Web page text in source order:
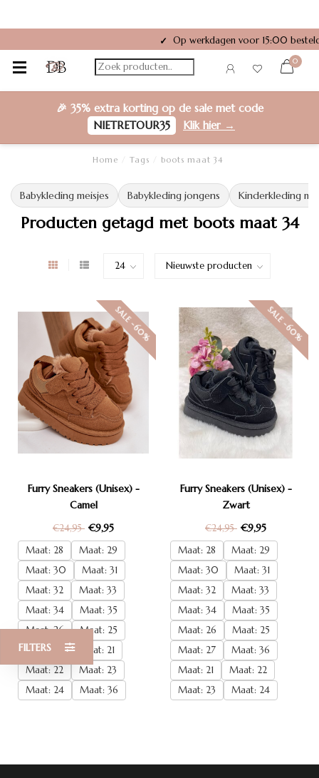
✓ Op werkdagen voor 15:00
0
🎉 35% extra kortingop de sale met code
NIETRETOUR35
Klik hier →
Home Tags boots maat 34
Babykleding meisjes Babykleding jongens Kinderkleding
Producten getagd met boots maat 34
FILTERS
SALE -60%
Furry Sneakers (Unisex) -
Camel
€24,95 €9,95
Maat: 28
Maat: 29
Maat: 30
Maat: 31
Maat: 32
Maat: 33
Maat: 34
Maat: 35
Maat: 26
Maat: 25
Maat: 27
Maat: 21
Maat: 22
Maat: 23
Maat: 24
Maat: 36
SALE -60%
Furry Sneakers (Unisex) -
Zwart
€24,95 €9,95
Maat: 28
Maat: 29
Maat: 30
Maat: 31
Maat: 32
Maat: 33
Maat: 34
Maat: 35
Maat: 26
Maat: 25
Maat: 27
Maat: 36
Maat: 21
Maat: 22
Maat: 23
Maat: 24